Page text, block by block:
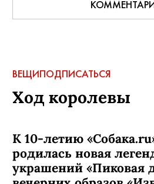
АВТОР: Дарья Гладких,17 февраля,